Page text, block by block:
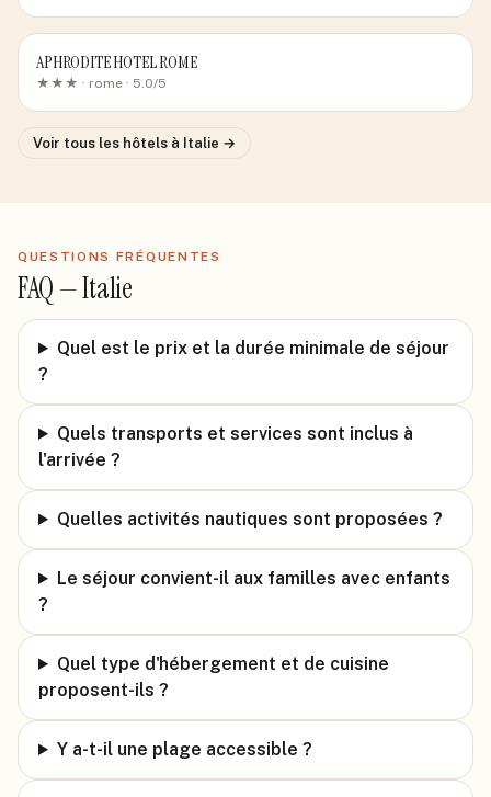
APHRODITE HOTEL ROME
★★★ · rome · 5.0/5
Voir tous les hôtels à Italie →
QUESTIONS FRÉQUENTES
FAQ —Italie
Quel est le prix et la durée minimale de séjour
?
Quels transports et services sont inclus à
l'arrivée ?
Quelles activités nautiques sont proposées ?
Le séjour convient-il aux familles avec enfants
?
Quel type d'hébergement et de cuisine
proposent-ils ?
Y a-t-il une plage accessible ?